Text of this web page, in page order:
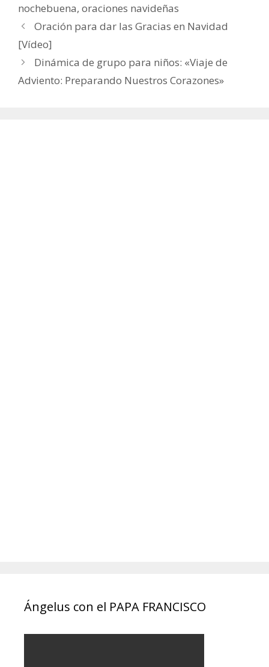
nochebuena, oraciones navideñas
Oración para dar las Gracias en Navidad
[Vídeo]
Dinámica de grupo para niños: «Viaje de
Adviento: Preparando Nuestros Corazones»
Ángelus con el PAPA FRANCISCO